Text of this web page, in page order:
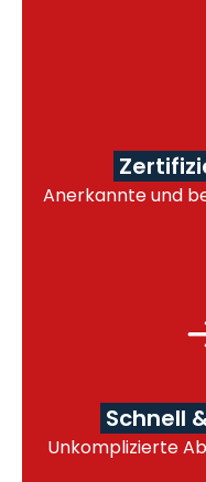
Anerkannte und
Schnell
Unkomplizierte